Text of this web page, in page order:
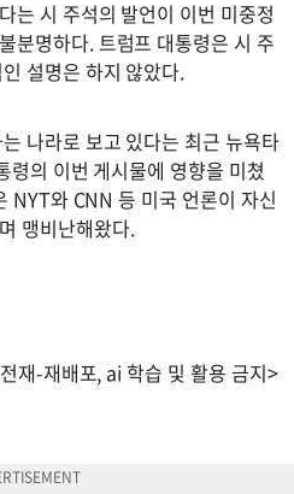
는 시 주석의 발언이 이번 미중정
분명하다. 트럼프 대통령은 시 주
설명은 하지 않았다.
나라로 보고 있다는 최근 뉴욕타
령의 이번 게시물에 영향을 미쳤
NYT와 CNN 등 미국 언론이 자신
맹비난해왔다.
재-재배포, ai 학습 및 활용 금지>